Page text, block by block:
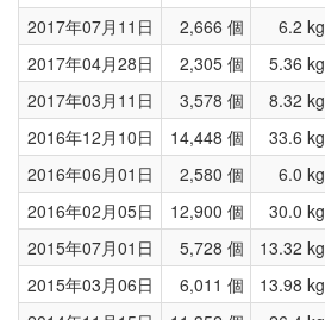
2017年07月11日
2,666 個 6.2 kg
2017年04月28日
2,305 個 5.36 kg
2017年03月11日
3,578 個 8.32 kg
2016年12月10日
14,448 個 33.6 kg
2016年06月01日
2,580 個 6.0 kg
2016年02月05日
12,900 個 30.0 kg
2015年07月01日
5,728 個 13.32 kg
2015年03月06日
6,011 個 13.98 kg